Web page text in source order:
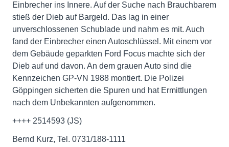
Einbrecher ins Innere. Auf der Suche nach Brauchbarem
stieß der Dieb auf Bargeld. Das lag in einer
unverschlossenen Schublade und nahm es mit. Auch
fand der Einbrecher einen Autoschlüssel. Mit einem vor
dem Gebäude geparkten Ford Focus machte sich der
Dieb auf und davon. An dem grauen Auto sind die
Kennzeichen GP-VN 1988 montiert. Die Polizei
Göppingen sicherten die Spuren und hat Ermittlungen
nach dem Unbekannten aufgenommen.
++++ 2514593 (JS)
Bernd Kurz, Tel. 0731/188-1111